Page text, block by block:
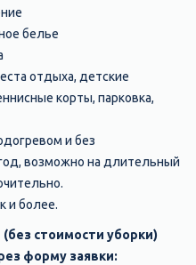
белье
отдыха, детские
корты, парковка,
и без
возможно на длительный
и более.
стоимости уборки)
форму заявки: